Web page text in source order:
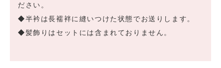
ださい。
◆半衿は長襦袢に縫いつけた状態でお送りします。
◆髪飾りはセットには含まれておりません。